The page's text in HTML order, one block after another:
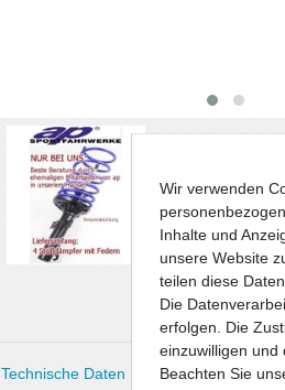
Technische Daten Angaben
Wir verwenden
Inhalte und
unsere Website
teilen diese
Die
erfolgen. Die
einzuwilligen und
Beachten Sie